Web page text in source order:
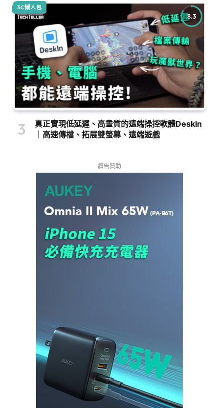
8.3
3C懶人包
真正實現低延遲、高畫質的遠端操控軟體DeskIn
｜高速傳檔、拓展雙螢幕、遠端遊戲
廣告贊助